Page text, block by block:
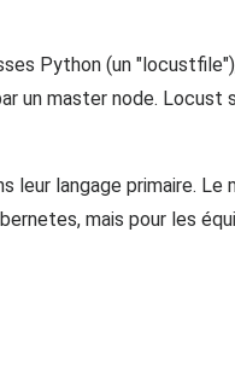
Python (un
un master node. Locust
leur langage primaire. Le
mais pour les